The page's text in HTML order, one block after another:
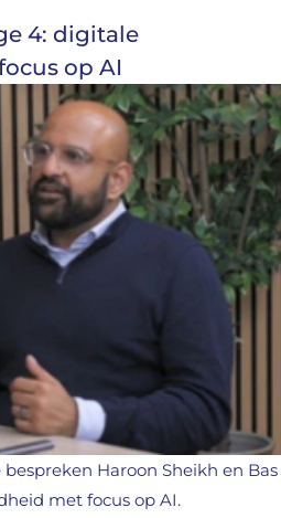
4: digitale
op AI
Haroon Sheikh en Bas
met focus op AI.